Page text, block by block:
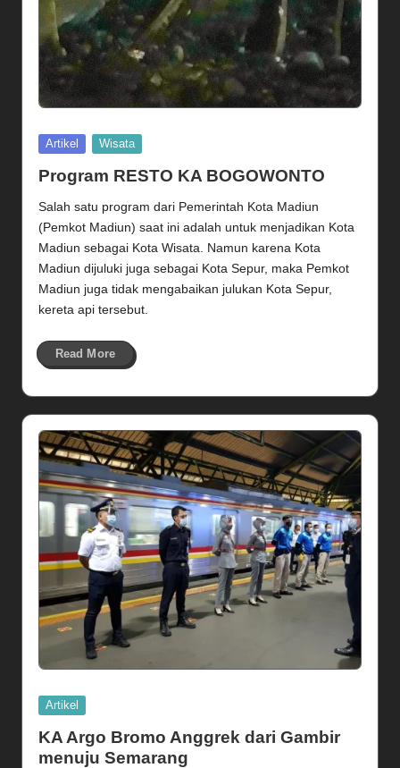
Posted
Artikel Wisata
Program RESTO KA BOGOWONTO
Salah satu program dari Pemerintah Kota Madiun
(Pemkot Madiun) saat ini adalah untuk menjadikan Kota
Madiun sebagai Kota Wisata. Namun karena Kota
Madiun dijuluki juga sebagai Kota Sepur, maka Pemkot
Madiun juga tidak mengabaikan julukan Kota Sepur,
kereta api tersebut.
Read More
Posted
Artikel
KA Argo Bromo Anggrek dari Gambir
menuju Semarang